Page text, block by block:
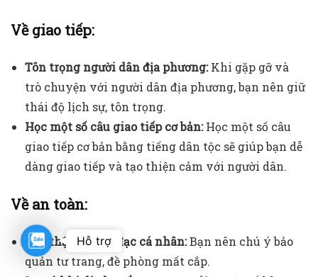
Về giao tiếp:
Tôn trọng người dân địa phương:Khi gặp gỡ và
trò chuyện với người dân địa phương, bạn nên giữ
thái độ lịch sự, tôn trọng.
Học một số câu giao tiếp cơ bản:Học một số câu
giao tiếp cơ bản bằng tiếng dân tộc sẽ giúp bạn dễ
dàng giao tiếp và tạo thiện cảm với người dân.
Về an toàn:
Cẩn thận với đồ đạc cá nhân:Bạn nên chú ý bảo
quản tư trang, đề phòng mất cắp.
Zalo Hỗ trợ